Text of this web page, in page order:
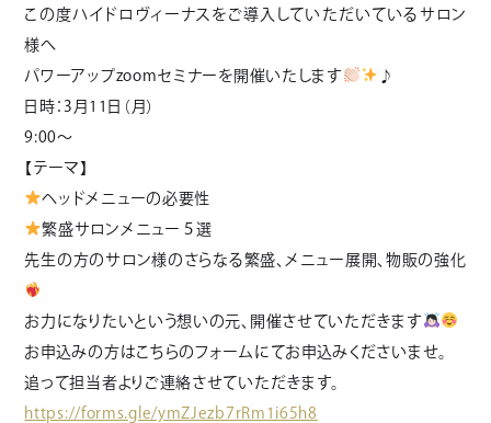
この度ハイドロヴィーナスをご導入していただいているサロン
様へ
パワーアップzoomセミナーを開催いたします
♪
日時：3月11日（月）
9:00〜
【テーマ】
ヘッドメニューの必要性
繁盛サロンメニュー５選
先生の方のサロン様のさらなる繁盛、メニュー展開、物販の強化
お力になりたいという想いの元、開催させていただきます
お申込みの方はこちらのフォームにてお申込みくださいませ。
追って担当者よりご連絡させていただきます。
https://forms.gle/ymZJezb7rRm1i65h8